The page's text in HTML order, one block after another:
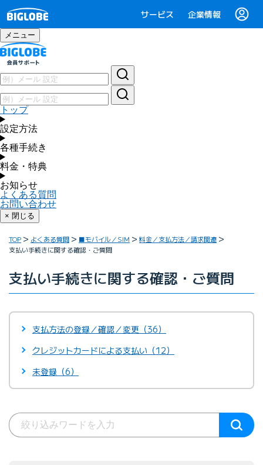
サービス 企業情報
メニュー
トップ
設定方法
各種手続き
料金・特典
お知らせ
よくある質問
お問い合わせ
× 閉じる
TOP よくある質問 ■モバイル／SIM
料金／支払方法／請求関連
支払い手続きに関する確認・ご質問
支払い手続きに関する確認・ご質問
支払方法の登録／確認／変更（36）
クレジットカードによる支払い（12）
未登録（6）